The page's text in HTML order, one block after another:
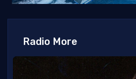
Radio More